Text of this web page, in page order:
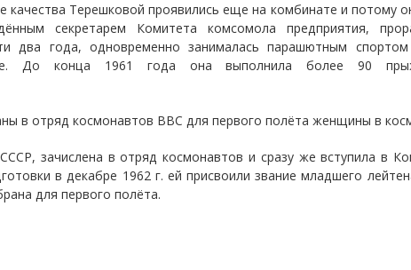
качества Терешковой проявились еще на комбинате и потому
секретарем Комитета комсомола предприятия,
два года, одновременно занималась парашютным
До конца 1961 года она выполнила более 90
в отряд космонавтов ВВС для первого полёта женщины в
зачислена в отряд космонавтов и сразу же вступила в
в декабре 1962 г. ей присвоили звание младшего
для первого полёта.